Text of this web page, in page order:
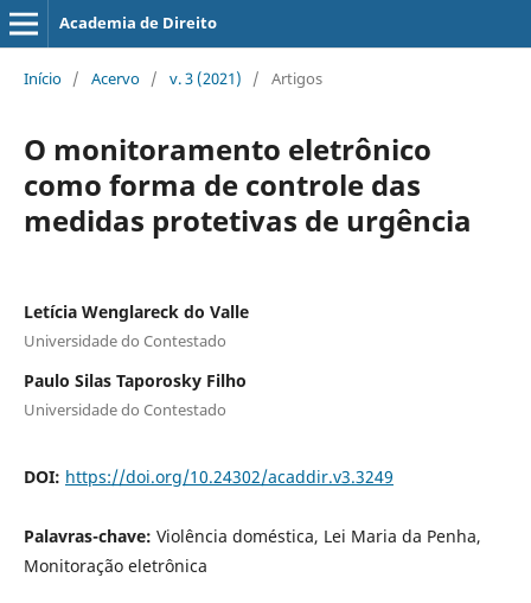
Academia de Direito
Início / Acervo / v. 3 (2021) / Artigos
O monitoramento eletrônico
como forma de controle das
medidas protetivas de urgência
Letícia Wenglareck do Valle
Universidade do Contestado
Paulo Silas Taporosky Filho
Universidade do Contestado
DOI: https://doi.org/10.24302/acaddir.v3.3249
Palavras-chave: Violência doméstica, Lei Maria da Penha,
Monitoração eletrônica